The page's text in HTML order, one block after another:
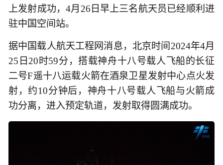
上发射成功，4月26日早上三名航天员已经顺利进
驻中国空间站。
据中国载人航天工程网消息，北京时间2024年4月
25日20时59分，搭载神舟十八号载人飞船的长征
二号F遥十八运载火箭在酒泉卫星发射中心点火发
射，约10分钟后，神舟十八号载人飞船与火箭成
功分离，进入预定轨道，发射取得圆满成功。